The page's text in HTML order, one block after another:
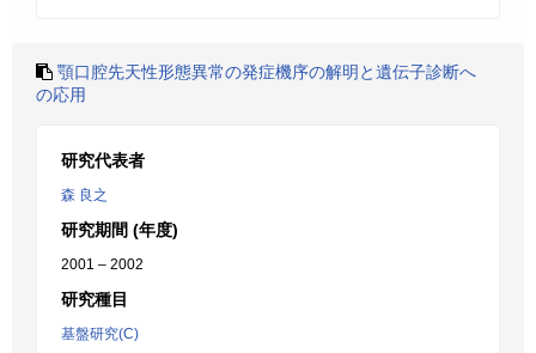
顎口腔先天性形態異常の発症機序の解明と遺伝子診断へ
の応用
研究代表者
森 良之
研究期間 (年度)
2001 – 2002
研究種目
基盤研究(C)